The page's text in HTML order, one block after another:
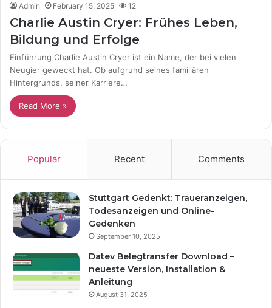
Admin February 15, 2025 12
Charlie Austin Cryer: Frühes Leben,
Bildung und Erfolge
Einführung Charlie Austin Cryer ist ein Name, der bei vielen
Neugier geweckt hat. Ob aufgrund seines familiären
Hintergrunds, seiner Karriere…
Read More »
Popular Recent Comments
Stuttgart Gedenkt: Traueranzeigen,
Todesanzeigen und Online-
Gedenken
September 10, 2025
Datev Belegtransfer Download –
neueste Version, Installation &
Anleitung
August 31, 2025